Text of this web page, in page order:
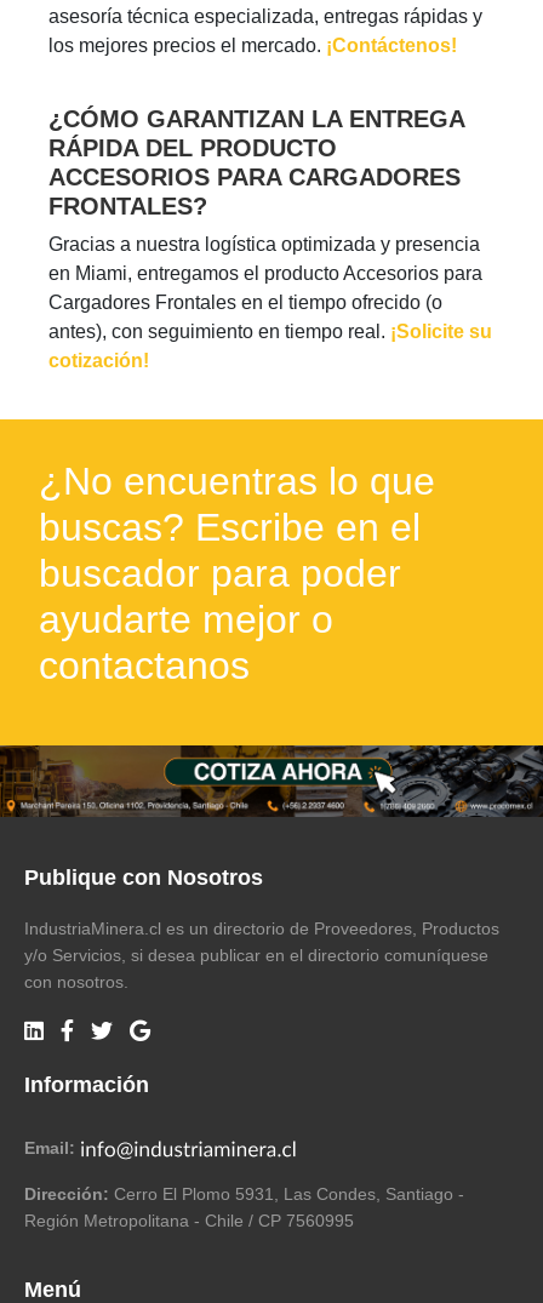
asesoría técnica especializada, entregas rápidas y
los mejores precios el mercado. ¡Contáctenos!
¿CÓMO GARANTIZAN LA ENTREGA
RÁPIDA DEL PRODUCTO
ACCESORIOS PARA CARGADORES
FRONTALES?
Gracias a nuestra logística optimizada y presencia
en Miami, entregamos el producto Accesorios para
Cargadores Frontales en el tiempo ofrecido (o
antes), con seguimiento en tiempo real. ¡Solicite su
cotización!
¿No encuentras lo que
buscas? Escribe en el
buscador para poder
ayudarte mejor o
contactanos
Publique con Nosotros
IndustriaMinera.cl es un directorio de Proveedores, Productos
y/o Servicios, si desea publicar en el directorio comuníquese
con nosotros.
Información
Email:
Dirección: Cerro El Plomo 5931, Las Condes, Santiago -
Región Metropolitana - Chile / CP 7560995
Menú